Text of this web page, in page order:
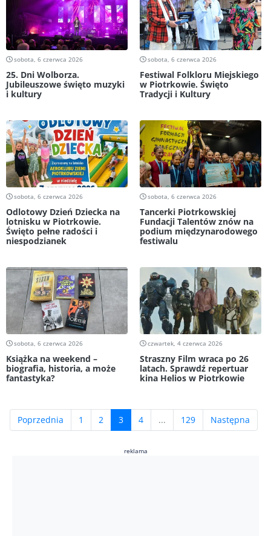
sobota, 6 czerwca 2026
25. Dni Wolborza.
Jubileuszowe święto muzyki
i kultury
sobota, 6 czerwca 2026
Festiwal Folkloru Miejskiego
w Piotrkowie. Święto
Tradycji i Kultury
sobota, 6 czerwca 2026
Odlotowy Dzień Dziecka na
lotnisku w Piotrkowie.
Święto pełne radości i
niespodzianek
sobota, 6 czerwca 2026
Tancerki Piotrkowskiej
Fundacji Talentów znów na
podium międzynarodowego
festiwalu
sobota, 6 czerwca 2026
Książka na weekend –
biografia, historia, a może
fantastyka?
czwartek, 4 czerwca 2026
Straszny Film wraca po 26
latach. Sprawdź repertuar
kina Helios w Piotrkowie
Poprzednia 1 2 3(current)
4 ... 129 Następna
reklama